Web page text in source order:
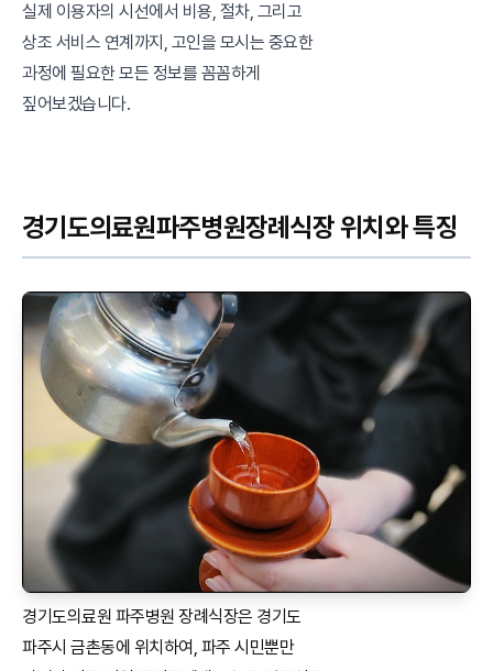
실제 이용자의 시선에서 비용, 절차, 그리고
상조 서비스 연계까지, 고인을 모시는 중요한
과정에 필요한 모든 정보를 꼼꼼하게
짚어보겠습니다.
경기도의료원파주병원장례식장 위치와 특징
경기도의료원 파주병원 장례식장은 경기도
파주시 금촌동에 위치하여, 파주 시민뿐만